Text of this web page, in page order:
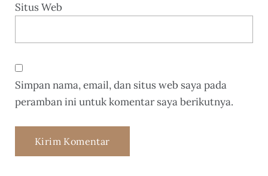
Situs Web
Simpan nama, email, dan situs web saya pada
peramban ini untuk komentar saya berikutnya.